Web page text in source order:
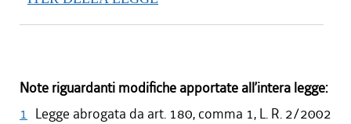
Note riguardanti modifiche apportate all’intera legge:
1 Legge abrogata da art. 180, comma 1, L. R. 2/2002